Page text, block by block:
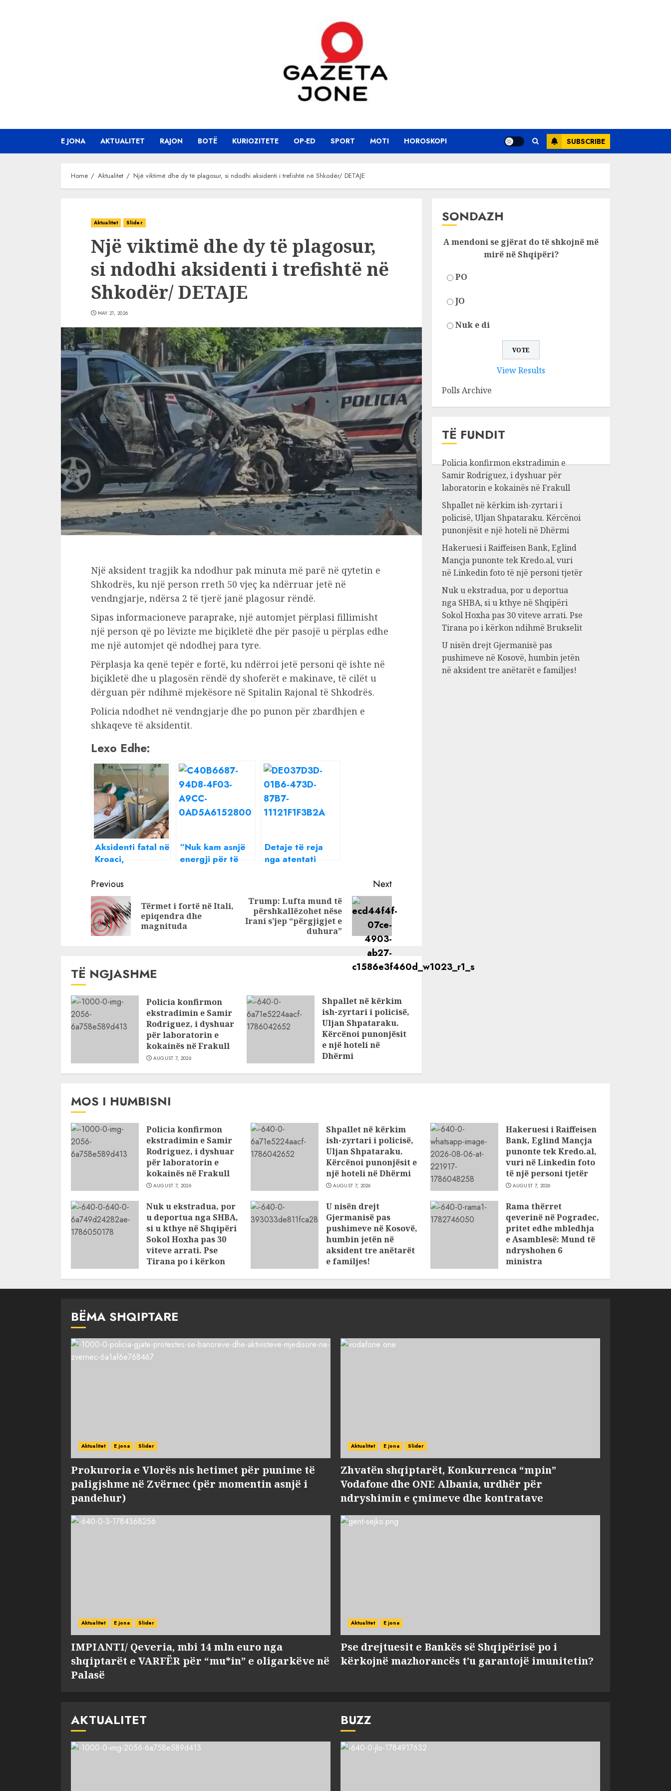
E JONA AKTUALITET RAJON BOTË KURIOZITETE OP-ED SPORT MOTI HOROSKOPI SUBSCRIBE
Home Aktualitet Një viktimë dhe dy të plagosur, si ndodhi aksidenti i trefishtë në Shkodër/ DETAJE
Aktualitet Slider
Një viktimë dhe dy të plagosur,
si ndodhi aksidenti i trefishtë në
Shkodër/ DETAJE
MAY 21, 2026
Një aksident tragjik ka ndodhur pak minuta më parë në qytetin e
Shkodrës, ku një person rreth 50 vjeç ka ndërruar jetë në
vendngjarje, ndërsa 2 të tjerë janë plagosur rëndë.
Sipas informacioneve paraprake, një automjet përplasi fillimisht
një person që po lëvizte me biçikletë dhe për pasojë u përplas edhe
me një automjet që ndodhej para tyre.
Përplasja ka qenë tepër e fortë, ku ndërroi jetë personi që ishte në
biçikletë dhe u plagosën rëndë dy shoferët e makinave, të cilët u
dërguan për ndihmë mjekësore në Spitalin Rajonal të Shkodrës.
Policia ndodhet në vendngjarje dhe po punon për zbardhjen e
shkaqeve të aksidentit.
Lexo Edhe:
Aksidenti fatal në
Kroaci,
nga 9 personat e
plagosur, 1
viktimë
“Nuk kam asnjë
energji për të
rëndësishëm me
të gjithë
Detaje të reja
nga atentati
Shoqërohen në
polici mbi 40
persona,
sekuestrohen
Continue
Reading
Previous
Previous
post:
Tërmet i fortë në Itali,
epiqendra dhe
magnituda
Next
Next
post:
Trump: Lufta mund të
përshkallëzohet nëse
Irani s’jep “përgjigjet e
duhura”
TË NGJASHME
Policia konfirmon
ekstradimin e Samir
Rodriguez, i dyshuar
për laboratorin e
kokainës në Frakull
AUGUST 7, 2026
Shpallet në kërkim
ish-zyrtari i policisë,
Uljan Shpataraku.
Kërcënoi punonjësit
e një hoteli në
Dhërmi
SONDAZH
A mendoni se gjërat do të shkojnë më
mirë në Shqipëri?
PO
JO
Nuk e di
View Results
Polls Archive
TË FUNDIT
Policia konfirmon ekstradimin e
Samir Rodriguez, i dyshuar për
laboratorin e kokainës në Frakull
Shpallet në kërkim ish-zyrtari i
policisë, Uljan Shpataraku. Kërcënoi
punonjësit e një hoteli në Dhërmi
Hakeruesi i Raiffeisen Bank, Eglind
Mançja punonte tek Kredo.al, vuri
në Linkedin foto të një personi tjetër
Nuk u ekstradua, por u deportua
nga SHBA, si u kthye në Shqipëri
Sokol Hoxha pas 30 viteve arrati. Pse
Tirana po i kërkon ndihmë Brukselit
U nisën drejt Gjermanisë pas
pushimeve në Kosovë, humbin jetën
në aksident tre anëtarët e familjes!
MOS I HUMBISNI
Policia konfirmon
ekstradimin e Samir
Rodriguez, i dyshuar
për laboratorin e
kokainës në Frakull
AUGUST 7, 2026
Shpallet në kërkim
ish-zyrtari i policisë,
Uljan Shpataraku.
Kërcënoi punonjësit e
një hoteli në Dhërmi
AUGUST 7, 2026
Hakeruesi i Raiffeisen
Bank, Eglind Mançja
punonte tek Kredo.al,
vuri në Linkedin foto
të një personi tjetër
AUGUST 7, 2026
Nuk u ekstradua, por
u deportua nga SHBA,
si u kthye në Shqipëri
Sokol Hoxha pas 30
viteve arrati. Pse
Tirana po i kërkon
U nisën drejt
Gjermanisë pas
pushimeve në Kosovë,
humbin jetën në
aksident tre anëtarët
e familjes!
Rama thërret
qeverinë në Pogradec,
pritet edhe mbledhja
e Asamblesë: Mund të
ndryshohen 6
ministra
BËMA SHQIPTARE
Aktualitet E jona Slider
Prokuroria e Vlorës nis hetimet për punime të
paligjshme në Zvërnec (për momentin asnjë i
pandehur)
Aktualitet E jona Slider
Zhvatën shqiptarët, Konkurrenca “mpin”
Vodafone dhe ONE Albania, urdhër për
ndryshimin e çmimeve dhe kontratave
Aktualitet E jona Slider
IMPIANTI/ Qeveria, mbi 14 mln euro nga
shqiptarët e VARFËR për “mu*in” e oligarkëve në
Palasë
Aktualitet E jona
Pse drejtuesit e Bankës së Shqipërisë po i
kërkojnë mazhorancës t’u garantojë imunitetin?
AKTUALITET BUZZ